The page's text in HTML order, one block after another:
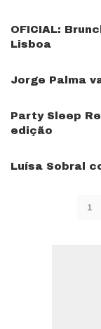
OFICIAL:
Lisboa
Jorge Palma
Party Sleep
edição
Luísa Sobral
1